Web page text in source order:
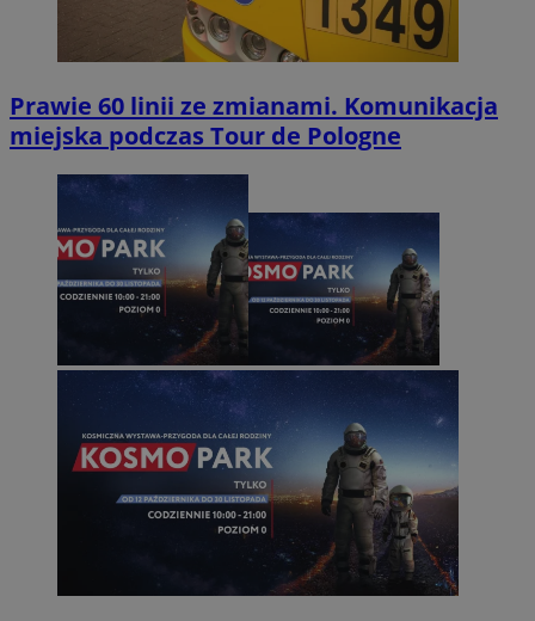
Prawie 60 linii ze zmianami. Komunikacja
miejska podczas Tour de Pologne